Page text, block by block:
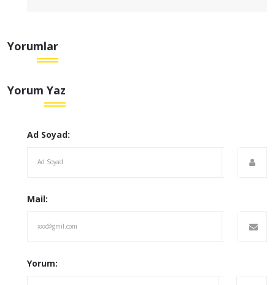
Yorumlar
Yorum Yaz
Ad Soyad:
Mail:
Yorum: